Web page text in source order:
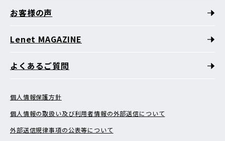
お客様の声
Lenet MAGAZINE
よくあるご質問
個人情報保護方針
個人情報の取扱い及び利用者情報の外部送信について
外部送信規律事項の公表等について